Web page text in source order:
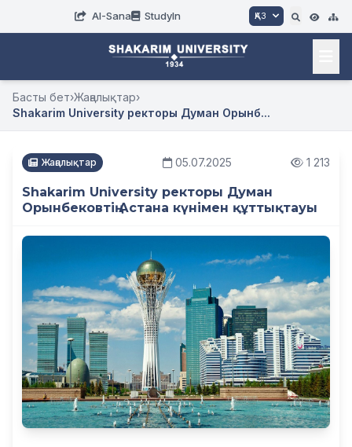
AI-Sana StudyIn ҚАЗ
Басты бет›Жаңалықтар›
Shakarim University ректоры Думан Орынб...
Жаңалықтар 05.07.2025 1 213
Shakarim University ректоры Думан
Орынбековтің Астана күнімен құттықтауы